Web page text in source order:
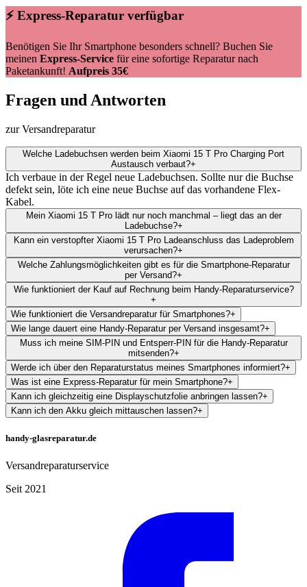
⚡ Express-Reparatur verfügbar
Benötigen Sie Ihr Smartphone besonders schnell? Buchen Sie
meinen Express-Service für eine sofortige Reparatur nach
Paketankunft! Aufpreis 35€
Fragen und Antworten
zur Versandreparatur
Welche Ladebuchsen werden beim Xiaomi 15 T Pro Charging Port
Austausch verbaut?+
Ich verbaue in der Regel neue Ladebuchsen. Sollte nur die Buchse
defekt sein, löte ich eine neue Buchse auf das vorhandene Flex-
Kabel.
Mein Xiaomi 15 T Pro lädt nur noch manchmal – liegt das an der
Ladebuchse?+
Kann ein verstopfter Xiaomi 15 T Pro Ladeanschluss das Ladeproblem
verursachen?+
Welche Zahlungsmöglichkeiten gibt es für die Smartphone-Reparatur
per Versand?+
Wie funktioniert der Kauf auf Rechnung beim Handy-Reparaturservice?
+
Wie funktioniert die Versandreparatur für Smartphones?+
Wie lange dauert eine Handy-Reparatur per Versand insgesamt?+
Muss ich meine SIM-PIN und Entsperr-PIN für die Handy-Reparatur
mitsenden?+
Werde ich über den Reparaturstatus meines Smartphones informiert?+
Was ist eine Express-Reparatur für mein Smartphone?+
Kann ich gleichzeitig eine Displayschutzfolie anbringen lassen?+
Kann ich den Akku gleich mittauschen lassen?+
handy-glasreparatur.de
Versandreparaturservice
Seit 2021